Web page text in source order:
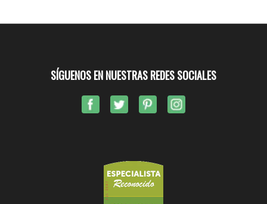
SÍGUENOS EN NUESTRAS REDES SOCIALES